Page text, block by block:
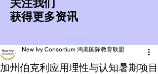
获得更多资讯
加州伯克利应用理性与认知暑期项目
New Ivy Consortium 鸿美国际教育联盟